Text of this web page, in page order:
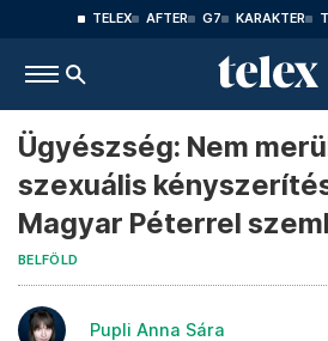
TELEX AFTER G7 KARAKTER
Ügyészség: Nem
szexuális
Magyar Péterrel
BELFÖLD
Pupli Anna Sára